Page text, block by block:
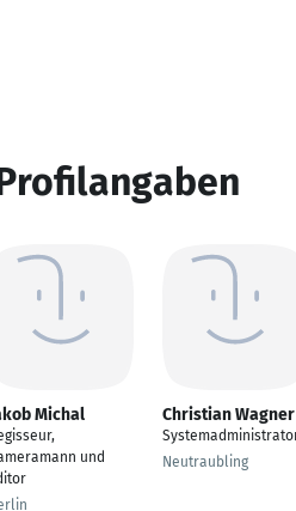
Michal
und
Christian Wagner
Neutraubling